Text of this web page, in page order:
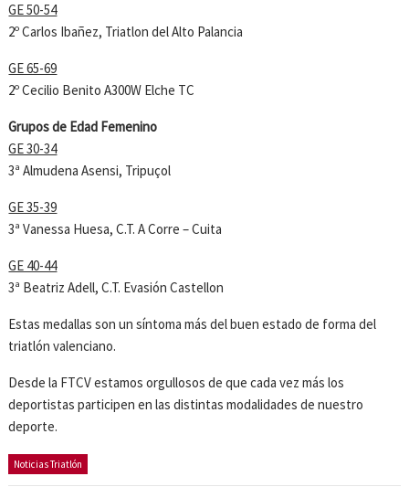
GE 50-54
2º Carlos Ibañez, Triatlon del Alto Palancia
GE 65-69
2º Cecilio Benito A300W Elche TC
Grupos de Edad Femenino
GE 30-34
3ª Almudena Asensi, Tripuçol
GE 35-39
3ª Vanessa Huesa, C.T. A Corre – Cuita
GE 40-44
3ª Beatriz Adell, C.T. Evasión Castellon
Estas medallas son un síntoma más del buen estado de forma del
triatlón valenciano.
Desde la FTCV estamos orgullosos de que cada vez más los
deportistas participen en las distintas modalidades de nuestro
deporte.
Noticias Triatlón